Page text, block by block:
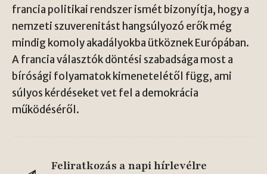
francia politikai rendszer ismét bizonyítja, hogy a
nemzeti szuverenitást hangsúlyozó erők még
mindig komoly akadályokba ütköznek Európában.
A francia választók döntési szabadsága most a
bírósági folyamatok kimenetelétől függ, ami
súlyos kérdéseket vet fel a demokrácia
működéséről.
Feliratkozás a napi hírlevélre